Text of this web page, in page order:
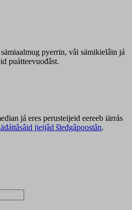
pyerrin, vâi sämikielâin já
puátteevuođâst.
já eres perusteijeid eereeb iärrás
jieijâd šleđgâpoostân.